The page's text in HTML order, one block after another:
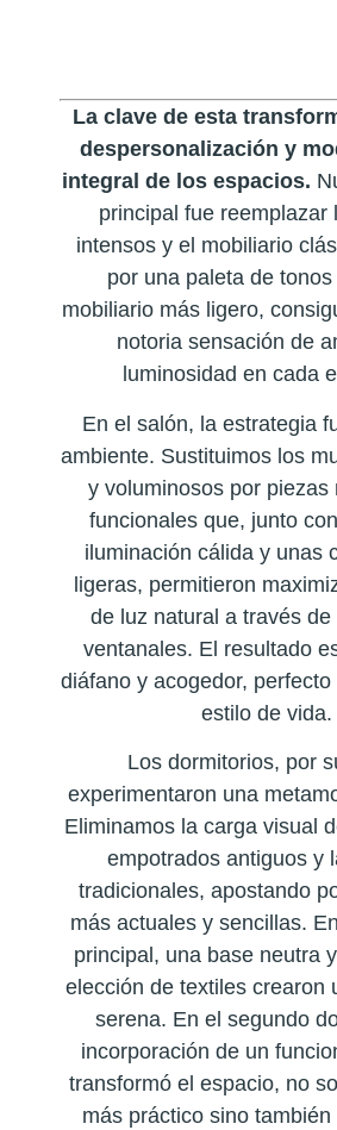
La clave de esta
despersonalización y
integral de los espacios.
principal fue reemplazar
intensos y el mobiliario
por una paleta de
mobiliario más ligero,
notoria sensación de
luminosidad en cada
En el salón, la estrategia
ambiente. Sustituimos los
y voluminosos por piezas
funcionales que, junto
iluminación cálida y unas
ligeras, permitieron
de luz natural a través
ventanales. El resultado
diáfano y acogedor,
estilo de vida.
Los dormitorios, por
experimentaron una
Eliminamos la carga visual
empotrados antiguos y
tradicionales, apostando
más actuales y sencillas.
principal, una base neutra
elección de textiles crearon
serena. En el segundo
incorporación de un
transformó el espacio, no
más práctico sino